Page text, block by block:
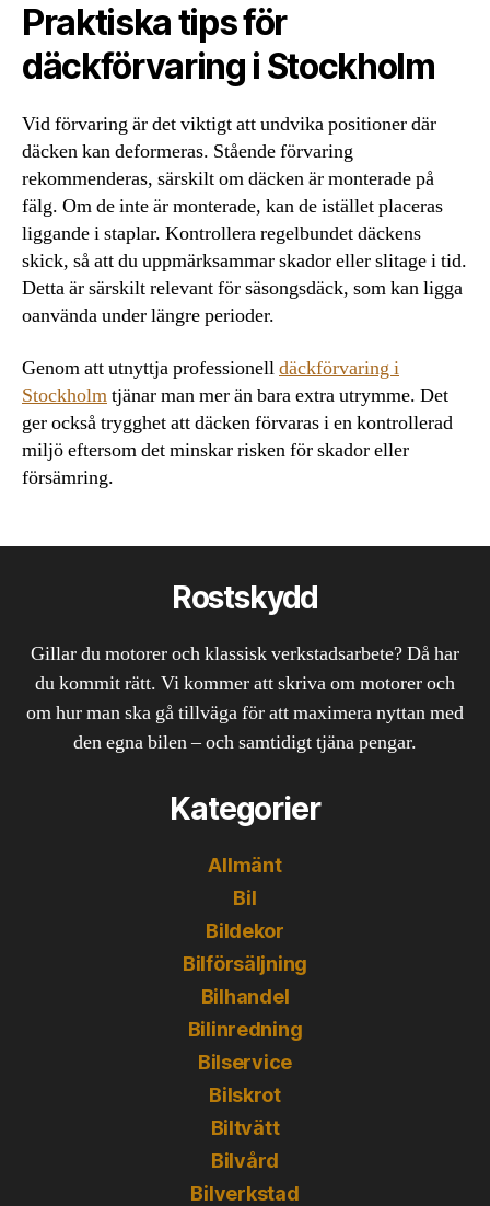
Praktiska tips för
däckförvaring i Stockholm
Vid förvaring är det viktigt att undvika positioner där
däcken kan deformeras. Stående förvaring
rekommenderas, särskilt om däcken är monterade på
fälg. Om de inte är monterade, kan de istället placeras
liggande i staplar. Kontrollera regelbundet däckens
skick, så att du uppmärksammar skador eller slitage i tid.
Detta är särskilt relevant för säsongsdäck, som kan ligga
oanvända under längre perioder.
Genom att utnyttja professionelldäckförvaring i
Stockholmtjänar man mer än bara extra utrymme. Det
ger också trygghet att däcken förvaras i en kontrollerad
miljö eftersom det minskar risken för skador eller
försämring.
Rostskydd
Gillar du motorer och klassisk verkstadsarbete? Då har
du kommit rätt. Vi kommer att skriva om motorer och
om hur man ska gå tillväga för att maximera nyttan med
den egna bilen – och samtidigt tjäna pengar.
Kategorier
Allmänt
Bil
Bildekor
Bilförsäljning
Bilhandel
Bilinredning
Bilservice
Bilskrot
Biltvätt
Bilvård
Bilverkstad